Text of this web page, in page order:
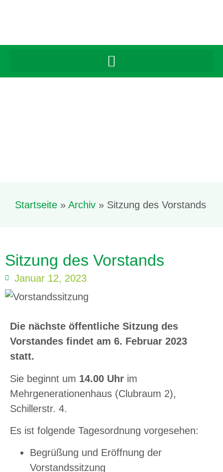
Startseite » Archiv » Sitzung des Vorstands
Sitzung des Vorstands
Januar 12, 2023
Die nächste öffentliche Sitzung des
Vorstandes findet am 6. Februar 2023
statt.
Sie beginnt um 14.00 Uhr im
Mehrgenerationenhaus (Clubraum 2),
Schillerstr. 4.
Es ist folgende Tagesordnung vorgesehen:
Begrüßung und Eröffnung der
Vorstandssitzung